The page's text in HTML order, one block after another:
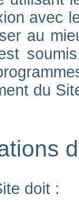
avec
au
du
doit :